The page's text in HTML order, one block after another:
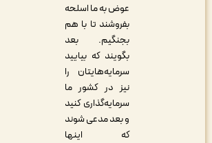
عوض به ما اسلحه
بفروشند تا با هم
بجنگیم. بعد
بگویند که بیایید
سرمایه‌هایتان را
نیز در کشور ما
سرمایه‌گذاری کنید
و بعد مدعی شوند
که اینها